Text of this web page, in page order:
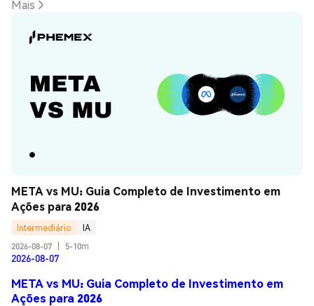
Mais
META vs MU: Guia Completo de Investimento em
Ações para 2026
Intermediário
IA
2026-08-07
5-10m
2026-08-07
META vs MU: Guia Completo de Investimento em
Ações para 2026